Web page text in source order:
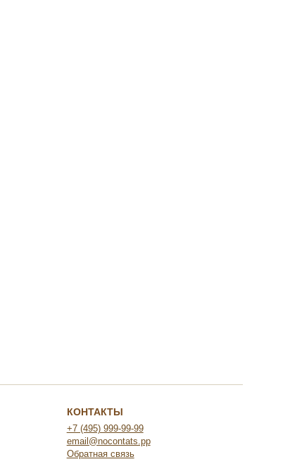
КОНТАКТЫ
+7 (495) 999-99-99
email@nocontats.pp
Обратная связь